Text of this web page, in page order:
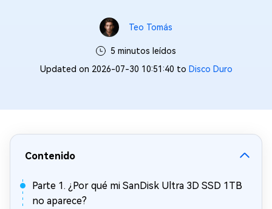
Teo Tomás
5 minutos leídos
Updated on 2026-07-30 10:51:40 to Disco Duro
Contenido
Parte 1. ¿Por qué mi SanDisk Ultra 3D SSD 1TB
no aparece?